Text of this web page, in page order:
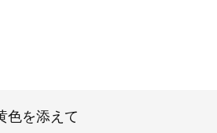
色を添えて